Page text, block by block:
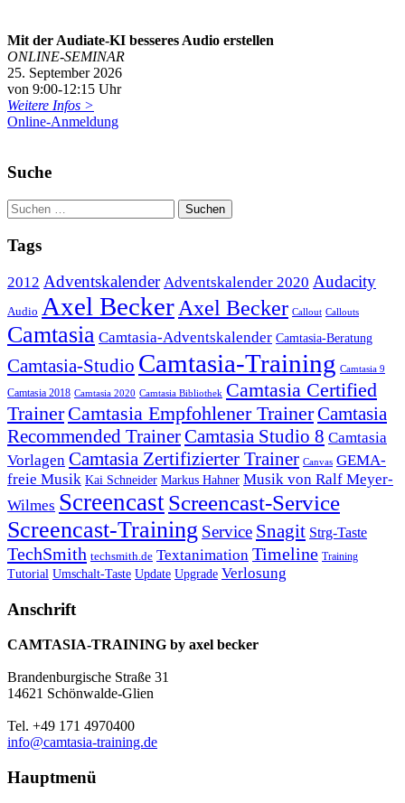
Mit der Audiate-KI besseres Audio erstellen
ONLINE-SEMINAR
25. September 2026
von 9:00-12:15 Uhr
Weitere Infos >
Online-Anmeldung
Suche
Tags
2012 Adventskalender Adventskalender 2020 Audacity
Audio Axel BeckerAxel Becker Callout Callouts
Camtasia Camtasia-Adventskalender Camtasia-Beratung
Camtasia-Studio Camtasia-Training Camtasia 9
Camtasia 2018 Camtasia 2020 Camtasia Bibliothek Camtasia Certified
Trainer Camtasia Empfohlener TrainerCamtasia
Recommended TrainerCamtasia Studio 8 Camtasia
Vorlagen Camtasia Zertifizierter Trainer Canvas GEMA-
freie Musik Kai Schneider Markus Hahner Musik von Ralf Meyer-
Wilmes ScreencastScreencast-Service
Screencast-Training Service Snagit Strg-Taste
TechSmith techsmith.de Textanimation Timeline Training
Tutorial Umschalt-Taste Update Upgrade Verlosung
Anschrift
CAMTASIA-TRAINING by axel becker
Brandenburgische Straße 31
14621 Schönwalde-Glien
Tel. +49 171 4970400
info@camtasia-training.de
Hauptmenü